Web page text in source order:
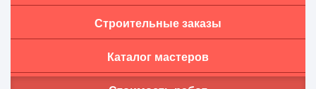
Строительные заказы
Каталог мастеров